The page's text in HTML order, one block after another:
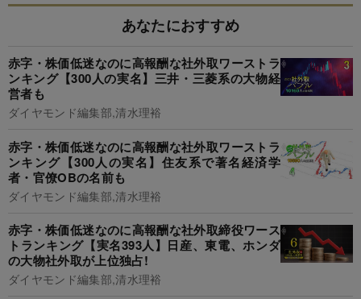
あなたにおすすめ
赤字・株価低迷なのに高報酬な社外取ワーストラ
ンキング【300人の実名】三井・三菱系の大物経
営者も
ダイヤモンド編集部,清水理裕
赤字・株価低迷なのに高報酬な社外取ワーストラ
ンキング【300人の実名】住友系で著名経済学
者・官僚OBの名前も
ダイヤモンド編集部,清水理裕
赤字・株価低迷なのに高報酬な社外取締役ワース
トランキング【実名393人】日産、東電、ホンダ
の大物社外取が上位独占!
ダイヤモンド編集部,清水理裕